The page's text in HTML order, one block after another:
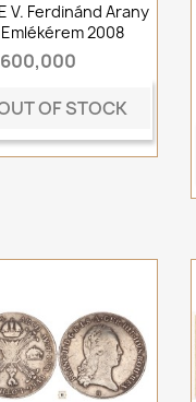
V. Ferdinánd Arany
Emlékérem 2008
OF STOCK